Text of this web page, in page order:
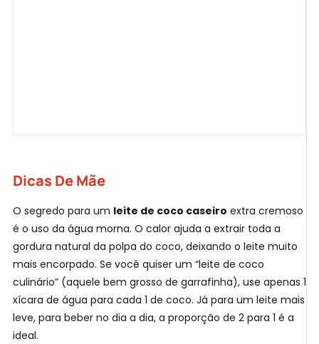
Dicas De Mãe
O segredo para um leite de coco caseiro extra cremoso
é o uso da água morna. O calor ajuda a extrair toda a
gordura natural da polpa do coco, deixando o leite muito
mais encorpado. Se você quiser um “leite de coco
culinário” (aquele bem grosso de garrafinha), use apenas 1
xícara de água para cada 1 de coco. Já para um leite mais
leve, para beber no dia a dia, a proporção de 2 para 1 é a
ideal.